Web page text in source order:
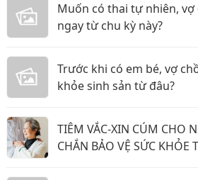
Muốn có thai tự nhiên,
ngay từ chu kỳ này?
Trước khi có em bé, vợ
khỏe sinh sản từ đâu?
TIÊM VẮC-XIN CÚM CHO
CHẮN BẢO VỆ SỨC KHỎE